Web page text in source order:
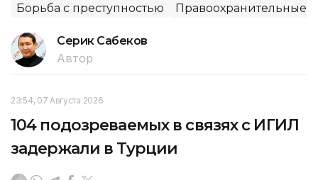
Борьба с преступностью Правоохранительные
Серик Сабеков
Автор
23:54, 07 Августа 2026
104 подозреваемых в связях с ИГИЛ
задержали в Турции